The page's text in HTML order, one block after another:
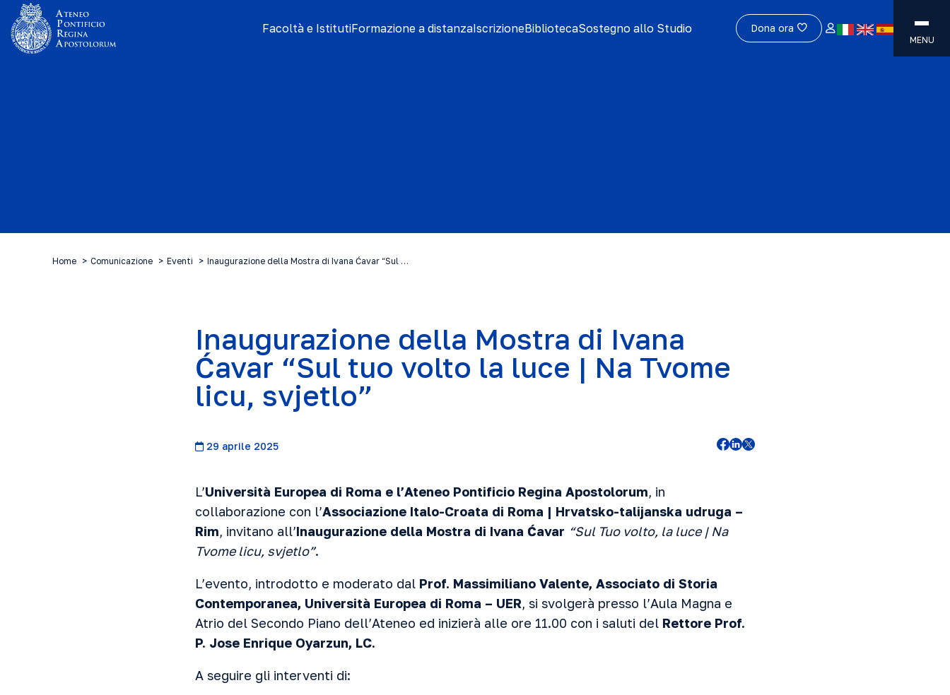
Facoltà e IstitutiFormazione a distanzaIscrizioneBibliotecaSostegno allo Studio Dona ora
MENU
Home Comunicazione Eventi Inaugurazione della Mostra di Ivana Ćavar “Sul …
Inaugurazione della Mostra di Ivana
Ćavar “Sul tuo volto la luce | Na Tvome
licu, svjetlo”
29 aprile 2025
L’Università Europea di Roma e l’Ateneo Pontificio Regina Apostolorum, in
collaborazione con l’Associazione Italo-Croata di Roma | Hrvatsko-talijanska udruga –
Rim, invitano all’Inaugurazione della Mostra di Ivana Ćavar “Sul Tuo volto, la luce | Na
Tvome licu, svjetlo”.
L’evento, introdotto e moderato dal Prof. Massimiliano Valente, Associato di Storia
Contemporanea, Università Europea di Roma – UER, si svolgerà presso l’Aula Magna e
Atrio del Secondo Piano dell’Ateneo ed inizierà alle ore 11.00 con i saluti del Rettore Prof.
P. Jose Enrique Oyarzun, LC.
A seguire gli interventi di: